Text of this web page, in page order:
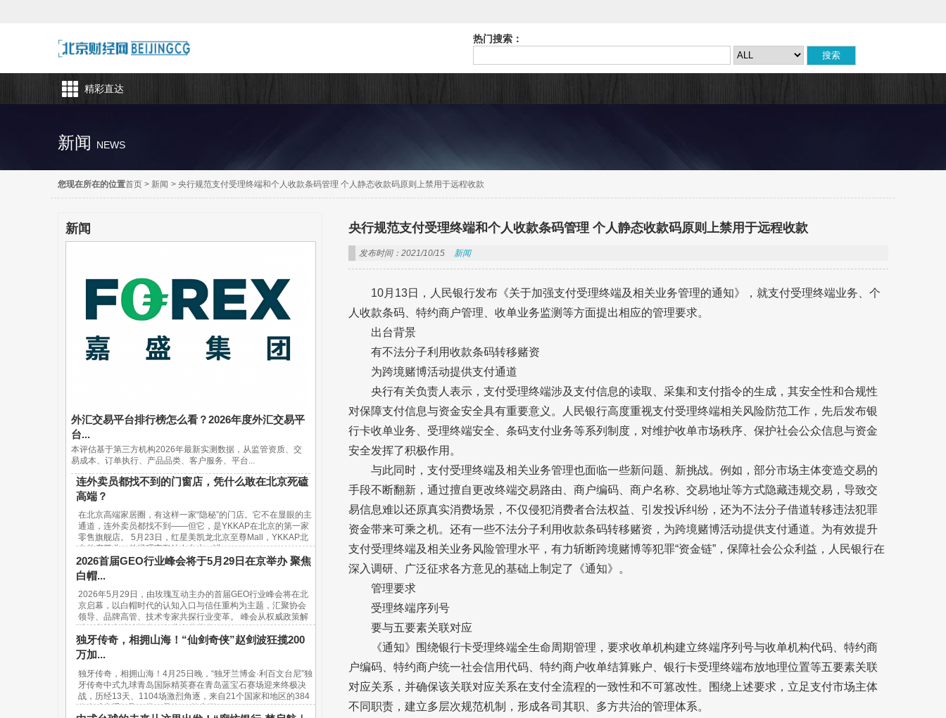
热门搜索：
精彩直达
新闻 NEWS
您现在所在的位置首页 > 新闻 > 央行规范支付受理终端和个人收款条码管理 个人静态收款码原则上禁用于远程收款
新闻
外汇交易平台排行榜怎么看？2026年度外汇交易平
台...
本评估基于第三方机构2026年最新实测数据，从监管资质、交
易成本、订单执行、产品品类、客户服务、平台...
连外卖员都找不到的门窗店，凭什么敢在北京死磕
高端？
在北京高端家居圈，有这样一家“隐秘”的门店。它不在显眼的主
通道，连外卖员都找不到——但它，是YKKAP在北京的第一家
零售旗舰店。 5月23日，红星美凯龙北京至尊Mall，YKKAP北
京首店开业。总经理宋鹏站在台上，讲...
2026首届GEO行业峰会将于5月29日在京举办 聚焦
白帽...
2026年5月29日，由玫瑰互动主办的首届GEO行业峰会将在北
京启幕，以白帽时代的认知入口与信任重构为主题，汇聚协会
领导、品牌高管、技术专家共探行业变革。 峰会从权威政策解
读、实战方法论输出、行业生态共建...
独牙传奇，相拥山海！“仙剑奇侠”赵剑波狂揽200
万加...
独牙传奇，相拥山海！4月25日晚，“独牙兰博金·利百文台尼”独
牙传奇中式九球青岛国际精英赛在青岛蓝宝石赛场迎来终极决
战，历经13天、1104场激烈角逐，来自21个国家和地区的384
位台球高手汇聚一堂，最终，“软塞王...
央行规范支付受理终端和个人收款条码管理 个人静态收款码原则上禁用于远程收款
发布时间：2021/10/15 新闻
10月13日，人民银行发布《关于加强支付受理终端及相关业务管理的通知》，就支付受理终端业务、个
人收款条码、特约商户管理、收单业务监测等方面提出相应的管理要求。
出台背景
有不法分子利用收款条码转移赌资
为跨境赌博活动提供支付通道
央行有关负责人表示，支付受理终端涉及支付信息的读取、采集和支付指令的生成，其安全性和合规性
对保障支付信息与资金安全具有重要意义。人民银行高度重视支付受理终端相关风险防范工作，先后发布银
行卡收单业务、受理终端安全、条码支付业务等系列制度，对维护收单市场秩序、保护社会公众信息与资金
安全发挥了积极作用。
与此同时，支付受理终端及相关业务管理也面临一些新问题、新挑战。例如，部分市场主体变造交易的
手段不断翻新，通过擅自更改终端交易路由、商户编码、商户名称、交易地址等方式隐藏违规交易，导致交
易信息难以还原真实消费场景，不仅侵犯消费者合法权益、引发投诉纠纷，还为不法分子借道转移违法犯罪
资金带来可乘之机。还有一些不法分子利用收款条码转移赌资，为跨境赌博活动提供支付通道。为有效提升
支付受理终端及相关业务风险管理水平，有力斩断跨境赌博等犯罪“资金链”，保障社会公众利益，人民银行在
深入调研、广泛征求各方意见的基础上制定了《通知》。
管理要求
受理终端序列号
要与五要素关联对应
《通知》围绕银行卡受理终端全生命周期管理，要求收单机构建立终端序列号与收单机构代码、特约商
户编码、特约商户统一社会信用代码、特约商户收单结算账户、银行卡受理终端布放地理位置等五要素关联
对应关系，并确保该关联对应关系在支付全流程的一致性和不可篡改性。围绕上述要求，立足支付市场主体
不同职责，建立多层次规范机制，形成各司其职、多方共治的管理体系。